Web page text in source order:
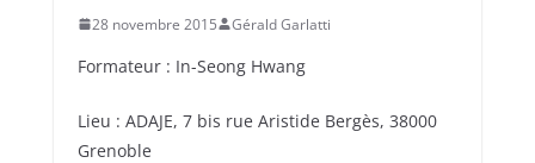
28 novembre 2015 Gérald Garlatti
Formateur : In-Seong Hwang
Lieu : ADAJE, 7 bis rue Aristide Bergès, 38000
Grenoble